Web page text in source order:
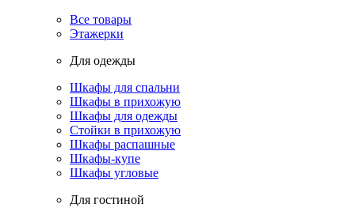
Все товары
Этажерки
Для одежды
Шкафы для спальни
Шкафы в прихожую
Шкафы для одежды
Стойки в прихожую
Шкафы распашные
Шкафы-купе
Шкафы угловые
Для гостиной